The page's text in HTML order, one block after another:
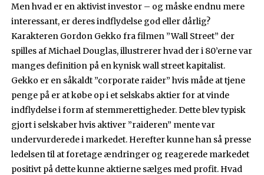
Men hvad er en aktivist investor – og måske endnu mere
interessant, er deres indflydelse god eller dårlig?
Karakteren Gordon Gekko fra filmen ”Wall Street” der
spilles af Michael Douglas, illustrerer hvad der i 80’erne var
manges definition på en kynisk wall street kapitalist.
Gekko er en såkaldt ”corporate raider” hvis måde at tjene
penge på er at købe op i et selskabs aktier for at vinde
indflydelse i form af stemmerettigheder. Dette blev typisk
gjort i selskaber hvis aktiver ”raideren” mente var
undervurderede i markedet. Herefter kunne han så presse
ledelsen til at foretage ændringer og reagerede markedet
positivt på dette kunne aktierne sælges med profit. Hvad